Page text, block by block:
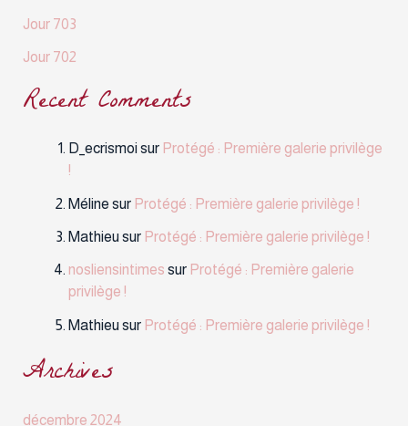
Jour 703
Jour 702
Recent Comments
D_ecrismoisur Protégé : Première galerie privilège
!
Méline sur Protégé : Première galerie privilège !
Mathieu sur Protégé : Première galerie privilège !
nosliensintimes sur Protégé : Première galerie
privilège !
Mathieu sur Protégé : Première galerie privilège !
Archives
décembre 2024